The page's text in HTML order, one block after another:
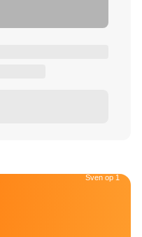
Sven op 1